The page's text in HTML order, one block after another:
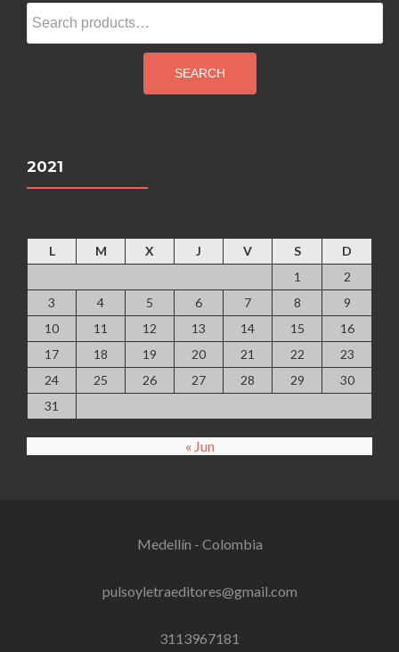
Search
for:
SEARCH
2021
L M X J V S
D
1
2
3
4 5 6 7 8
9
10
11 12 13 14 15
16
17
18 19 20 21 22
23
24
25 26 27 28 29
30
31
« Jun
Medellín - Colombia
pulsoyletraeditores@gmail.com
3113967181